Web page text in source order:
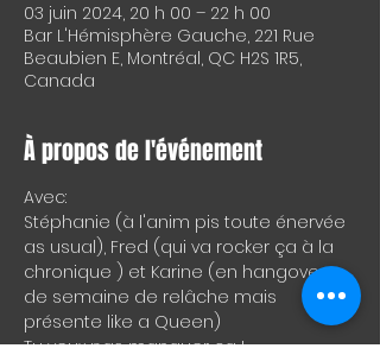
03 juin 2024, 20 h 00 – 22 h 00
Bar L'Hémisphère Gauche, 221 Rue
Beaubien E, Montréal, QC H2S 1R5,
Canada
À propos de l'événement
Avec:
Stéphanie (à l'anim pis toute énervée
as usual), Fred (qui va rocker ça à la
chronique ) et Karine (en hangover
de semaine de relâche mais
présente like a Queen)
Tu veux pas manquer ça !